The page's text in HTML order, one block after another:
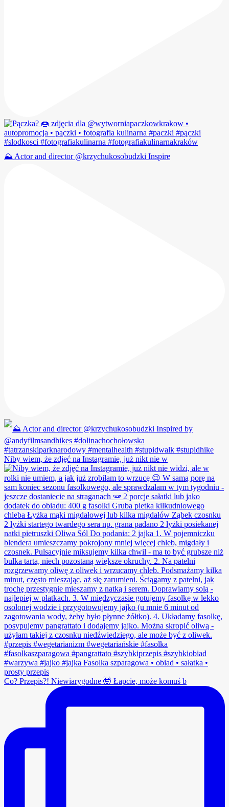
⛰️ Actor and director @krzychukosobudzki Inspire
Niby wiem, że zdjęć na Instagramie, już nikt nie w
Co? Przepis?! Niewiarygodne 🤯 Łapcie, może komuś b